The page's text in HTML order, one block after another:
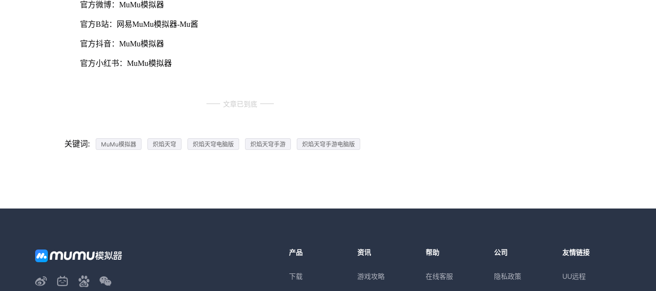
官方微博：MuMu模拟器
官方B站：网易MuMu模拟器-Mu酱
官方抖音：MuMu模拟器
官方小红书：MuMu模拟器
文章已到底
关键词: MuMu模拟器 炽焰天穹 炽焰天穹电脑版 炽焰天穹手游 炽焰天穹手游电脑版
产品
下载
资讯
游戏攻略
帮助
在线客服
公司
隐私政策
友情链接
UU远程